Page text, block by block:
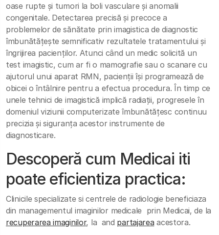
oase rupte și tumori la boli vasculare și anomalii
congenitale. Detectarea precisă și precoce a
problemelor de sănătate prin imagistica de diagnostic
îmbunătățește semnificativ rezultatele tratamentului și
îngrijirea pacienților. Atunci când un medic solicită un
test imagistic, cum ar fi o mamografie sau o scanare cu
ajutorul unui aparat RMN, pacienții își programează de
obicei o întâlnire pentru a efectua procedura. În timp ce
unele tehnici de imagistică implică radiații, progresele în
domeniul viziunii computerizate îmbunătățesc continuu
precizia și siguranța acestor instrumente de
diagnosticare.
Descoperă cum Medicai iti
poate eficientiza practica:
Clinicile specializate si centrele de radiologie beneficiaza
din managementul imaginilor medicale prin Medicai, de la
recuperarea imaginilor, la and partajarea acestora.